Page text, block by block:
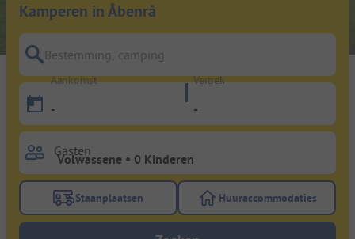
Kamperen in Åbenrå
Bestemming, camping
Aankomst
-
Vertrek
-
Gasten
Gebruik de filterknop staanplaatsen om te zoeken
Staanplaatsen Gebruik de
Huuraccommodaties